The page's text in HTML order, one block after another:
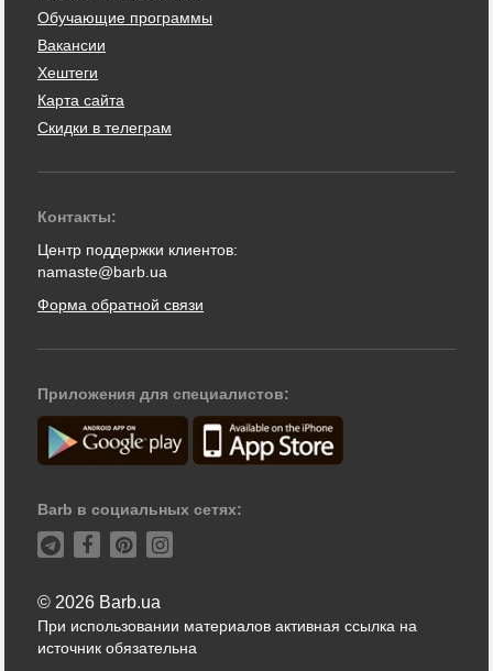
Обучающие программы
Вакансии
Хештеги
Карта сайта
Скидки в телеграм
Контакты:
Центр поддержки клиентов:
namaste@barb.ua
Форма обратной связи
Приложения для специалистов:
Barb в социальных сетях:
© 2026 Barb.ua
При использовании материалов активная ссылка на
источник обязательна